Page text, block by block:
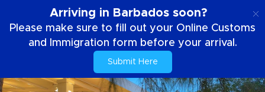
Arriving in Barbados soon?
Please make sure to fill out your Online Customs
and Immigration form before your arrival.
Submit Here